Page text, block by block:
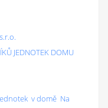
JEDNOTEK DOMU
v domě Na